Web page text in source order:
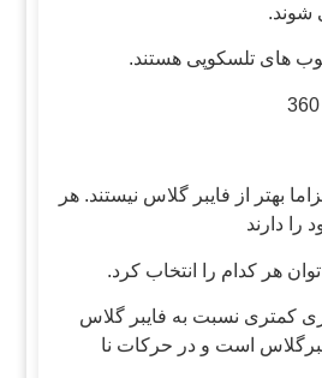
شوند.
های تلسکوپی هستند.
بهتر از فایبر گلاس نیستند. هر
دارند
هر کدام را انتخاب کرد.
کمتری نسبت به فایبر گلاس
است و در حرکات نا